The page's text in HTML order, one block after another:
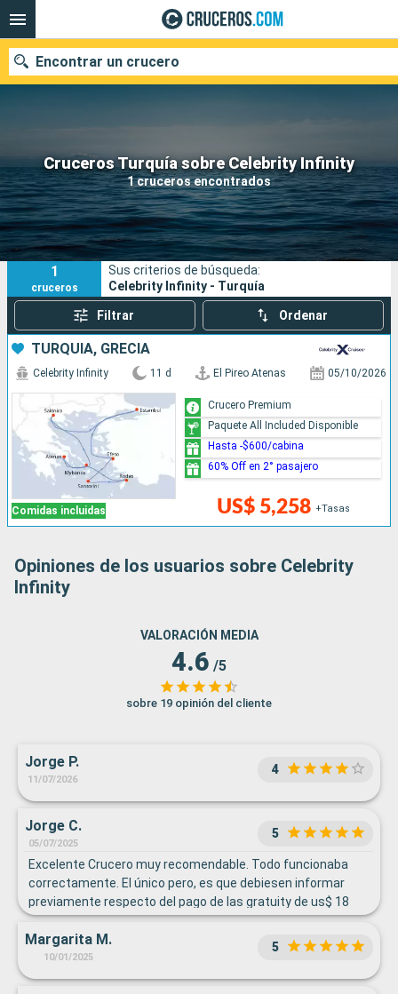
Cruceros Turquía sobre Celebrity Infinity
1 cruceros encontrados
Encontrar un crucero
Nuestros destinos
Fecha de salida
Puertos Compañías
Buscar
1
cruceros
Sus criterios de búsqueda:
Celebrity Infinity - Turquía
Filtrar Ordenar
TURQUÍA, GRECIA
Comidas incluidas
Celebrity Infinity 11 d El Pireo Atenas 05/10/2026
US$ 5,258 +Tasas
Crucero Premium
Paquete All Included Disponible
Hasta -$600/cabina
60% Off en 2° pasajero
Opiniones de los usuarios sobre Celebrity
Infinity
VALORACIÓN MEDIA
4.6 /5
sobre 19 opinión del cliente
Jorge P.
11/07/2026
4
Jorge C.
05/07/2025
5
Excelente Crucero muy recomendable. Todo funcionaba
correctamente. El único pero, es que debiesen informar
previamente respecto del pago de las gratuity de us$ 18
por persona por día.
Margarita M.
10/01/2025
5